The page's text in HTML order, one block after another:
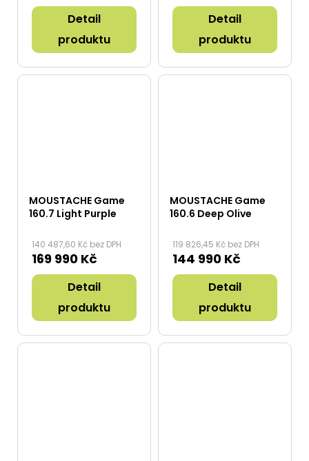
Detail
produktu
Detail
produktu
MOUSTACHE Game
160.7 Light Purple
140 487,60 Kč bez DPH
169 990 Kč
Detail
produktu
MOUSTACHE Game
160.6 Deep Olive
119 826,45 Kč bez DPH
144 990 Kč
Detail
produktu